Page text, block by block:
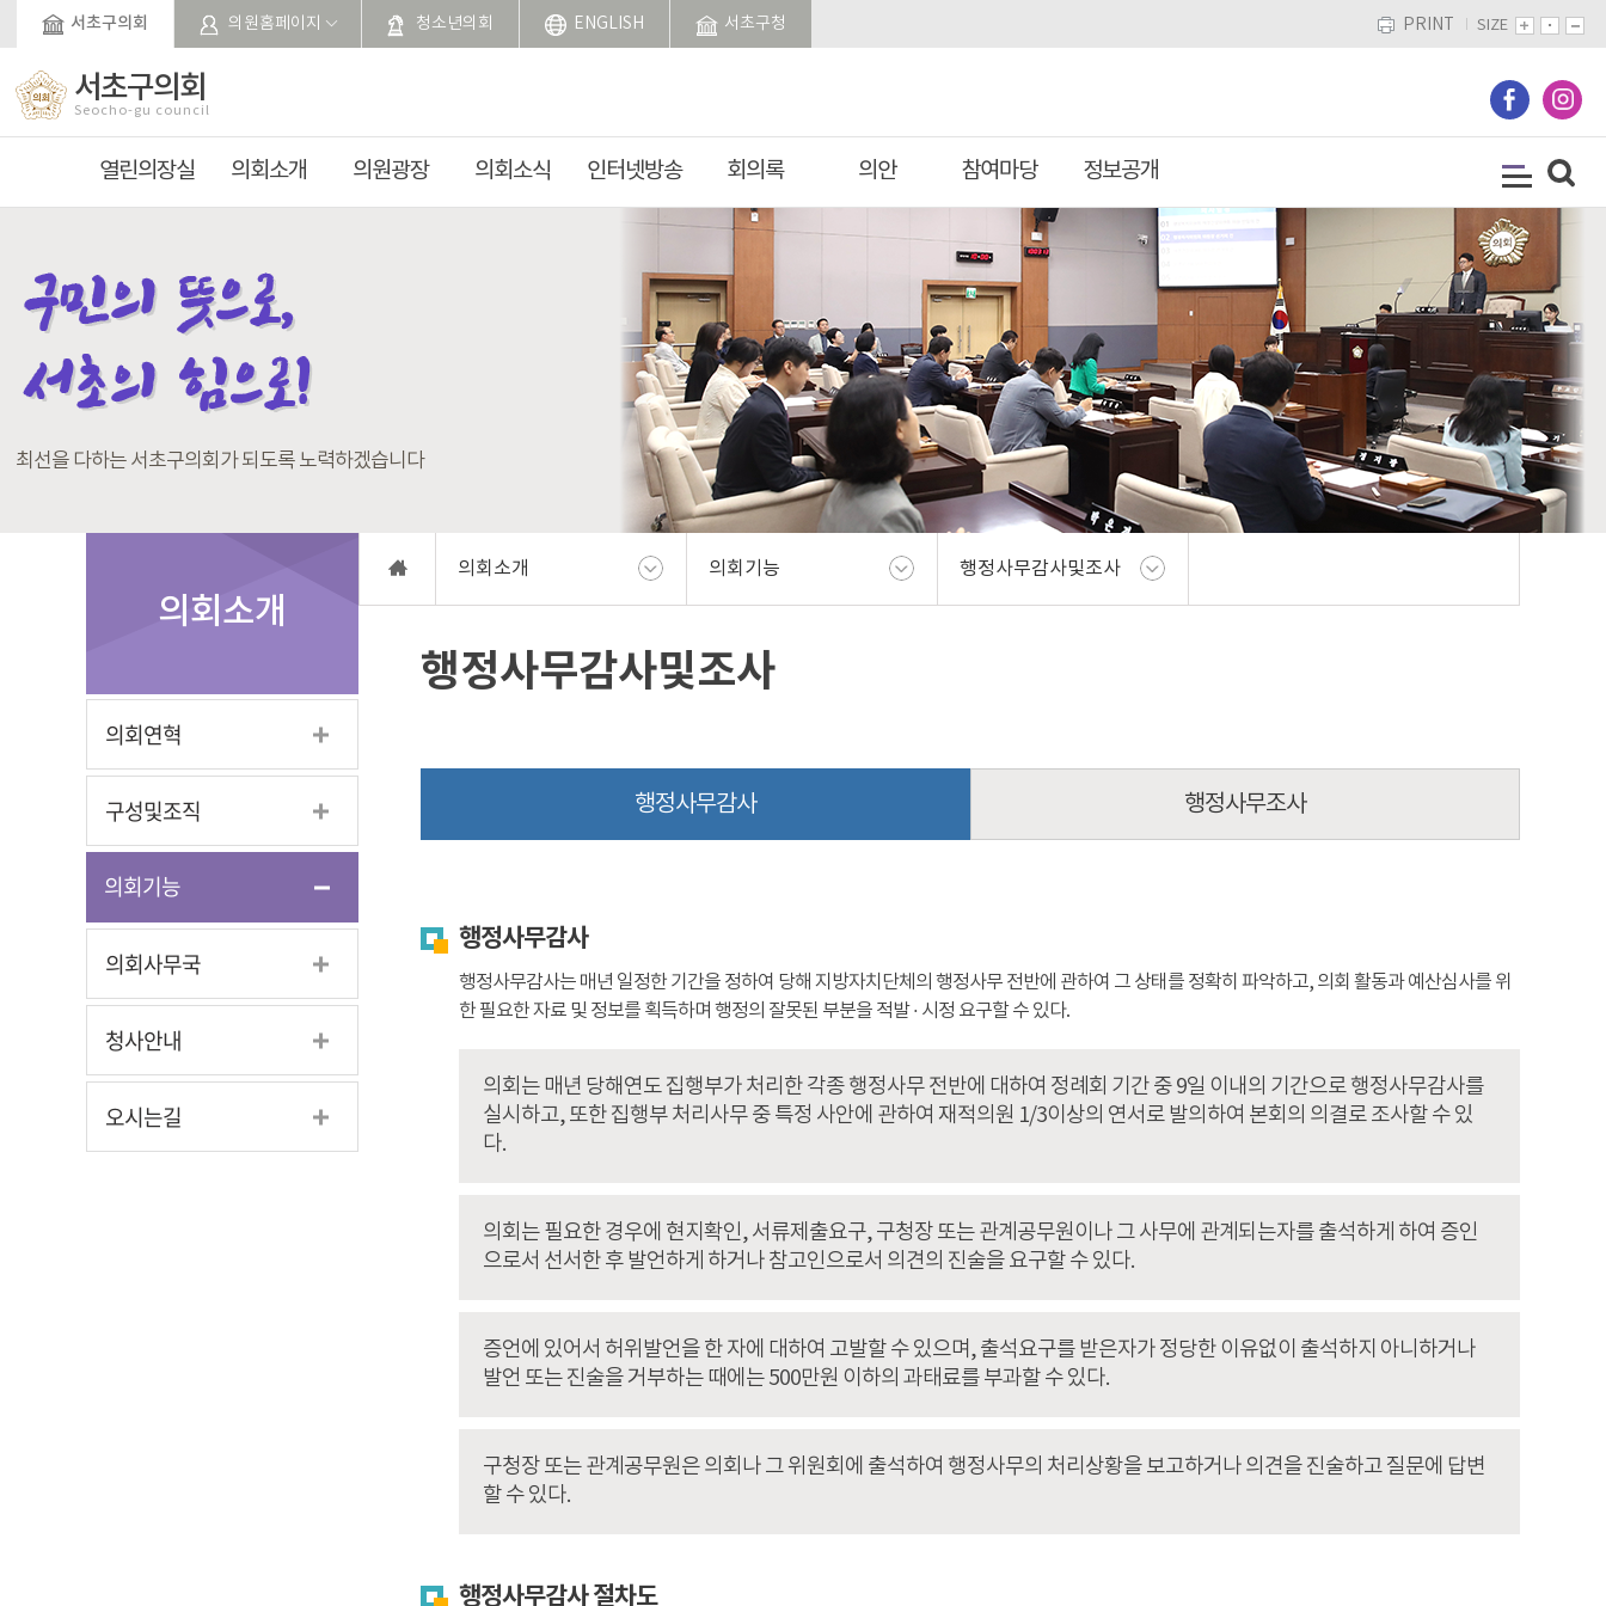
본문바로가기서초구의회 의원홈페이지 청소년의회 ENGLISH 서초구청 PRINT SIZE
서초구의회
Seocho-gu council
열린의장실 의회소개 의원광장 의회소식 인터넷방송 회의록 의안 참여마당 정보공개
최선을 다하는 서초구의회가 되도록 노력하겠습니다
의회소개
의회연혁
구성및조직
의회기능
의회사무국
청사안내
오시는길
의회소개 의회기능 행정사무감사및조사
행정사무감사및조사
행정사무감사
행정사무감사
행정사무감사는 매년 일정한 기간을 정하여 당해 지방자치단체의 행정사무 전반에 관하여 그 상태를 정확히 파악하고, 의회 활동과 예산심사를 위
한 필요한 자료 및 정보를 획득하며 행정의 잘못된 부분을 적발 · 시정 요구할 수 있다.
의회는 매년 당해연도 집행부가 처리한 각종 행정사무 전반에 대하여 정례회 기간 중 9일 이내의 기간으로 행정사무감사를
실시하고, 또한 집행부 처리사무 중 특정 사안에 관하여 재적의원 1/3이상의 연서로 발의하여 본회의 의결로 조사할 수 있
다.
의회는 필요한 경우에 현지확인, 서류제출요구, 구청장 또는 관계공무원이나 그 사무에 관계되는자를 출석하게 하여 증인
으로서 선서한 후 발언하게 하거나 참고인으로서 의견의 진술을 요구할 수 있다.
증언에 있어서 허위발언을 한 자에 대하여 고발할 수 있으며, 출석요구를 받은자가 정당한 이유없이 출석하지 아니하거나
발언 또는 진술을 거부하는 때에는 500만원 이하의 과태료를 부과할 수 있다.
구청장 또는 관계공무원은 의회나 그 위원회에 출석하여 행정사무의 처리상황을 보고하거나 의견을 진술하고 질문에 답변
할 수 있다.
행정사무감사 절차도
행정사무조사